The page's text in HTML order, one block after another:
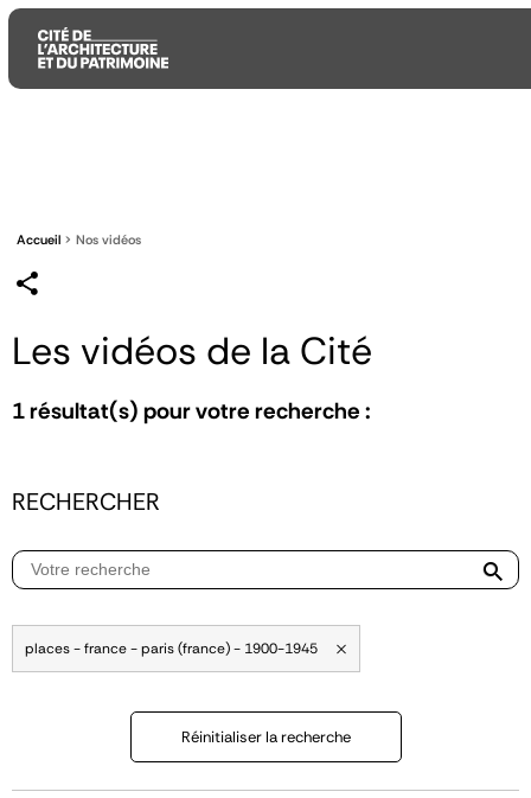
principal
principal
recherche
Accueil Nos vidéos
Les vidéos de la Cité
1résultat(s) pour votre recherche :
RECHERCHER
places - france - paris (france) - 1900-1945
Réinitialiser la recherche